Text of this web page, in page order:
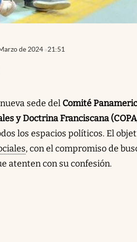
de 2024 21:51
pestaña
pestaña
nueva pestaña
sede del Comité
y Doctrina Franciscana
los espacios políticos. El
, con el compromiso de
atenten con su confesión.